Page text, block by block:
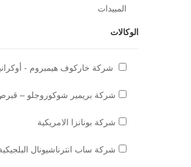
المبيدات
الوكالات
شركة خاركوف هيمبروم -
شركة بريمير شوكوروجلو –
شركة بونانزا الامريكية
شركة ساب انترناشيونال